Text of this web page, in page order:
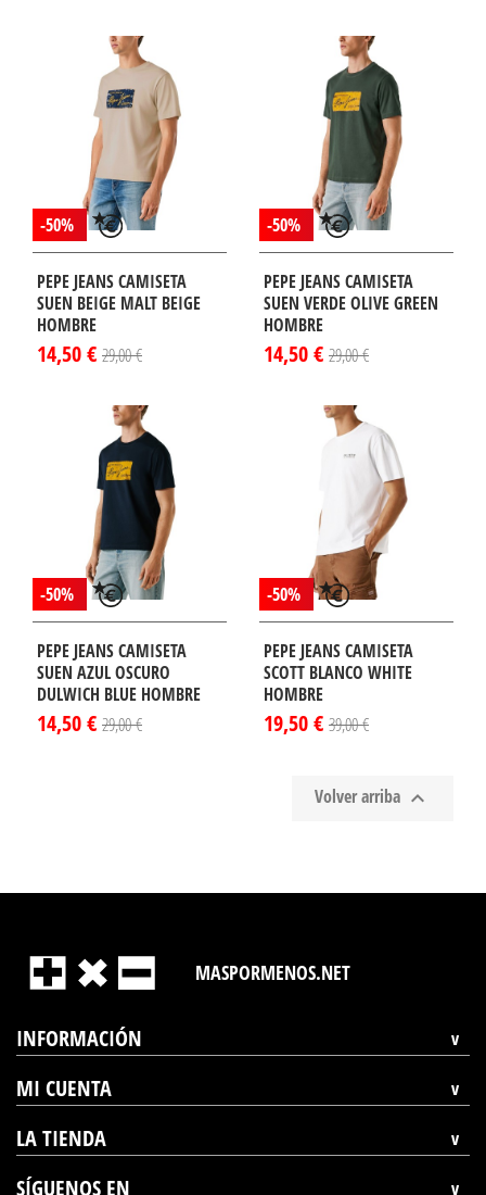
-50%
PEPE JEANS CAMISETA
SUEN BEIGE MALT BEIGE
HOMBRE
14,50 € 29,00 €
-50%
PEPE JEANS CAMISETA
SUEN VERDE OLIVE GREEN
HOMBRE
14,50 € 29,00 €
-50%
PEPE JEANS CAMISETA
SUEN AZUL OSCURO
DULWICH BLUE HOMBRE
14,50 € 29,00 €
-50%
PEPE JEANS CAMISETA
SCOTT BLANCO WHITE
HOMBRE
19,50 € 39,00 €
Volver arriba 
MASPORMENOS.NET
INFORMACIÓN
MI CUENTA
LA TIENDA
SÍGUENOS EN